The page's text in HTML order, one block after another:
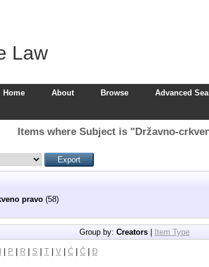
Law
Home About Browse Advanced
Items where Subject is "Državno-
pravo (58)
Group by: Creators | Item Type
| P | R | S | T | V | Ć | Č | Đ